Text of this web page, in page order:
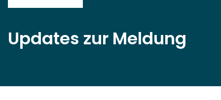
Updates zur Meldung